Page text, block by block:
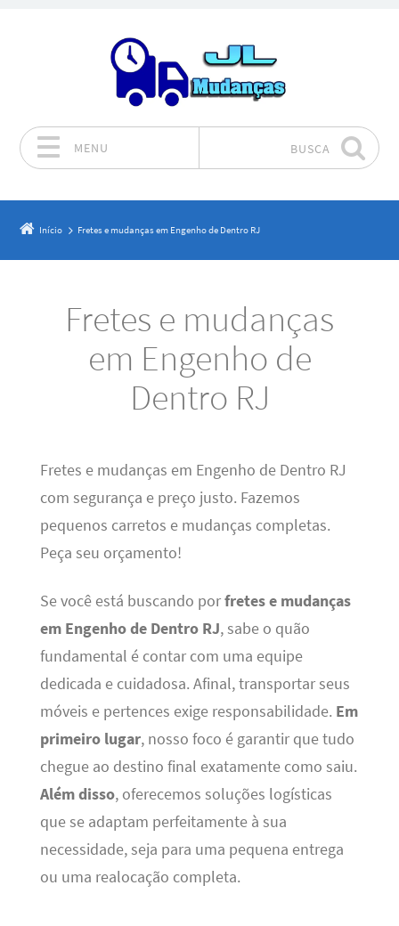
MENU BUSCA
Início Fretes e mudanças em Engenho de Dentro RJ
Fretes e mudanças
em Engenho de
Dentro RJ
Fretes e mudanças em Engenho de Dentro RJ
com segurança e preço justo. Fazemos
pequenos carretos e mudanças completas.
Peça seu orçamento!
Se você está buscando porfretes e mudanças
em Engenho de Dentro RJ, sabe o quão
fundamental é contar com uma equipe
dedicada e cuidadosa. Afinal, transportar seus
móveis e pertences exige responsabilidade. Em
primeiro lugar, nosso foco é garantir que tudo
chegue ao destino final exatamente como saiu.
Além disso, oferecemos soluções logísticas
que se adaptam perfeitamente à sua
necessidade, seja para uma pequena entrega
ou uma realocação completa.